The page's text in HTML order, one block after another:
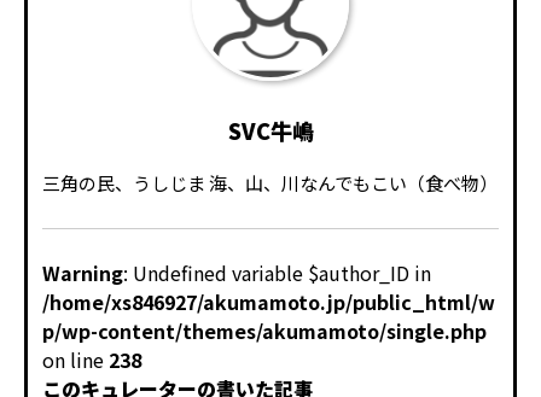
SVC牛嶋
三角の民、うしじま 海、山、川なんでもこい（食べ物）
Warning: Undefined variable $author_ID in
/home/xs846927/akumamoto.jp/public_html/w
p/wp-content/themes/akumamoto/single.php
on line 238
このキュレーターの書いた記事